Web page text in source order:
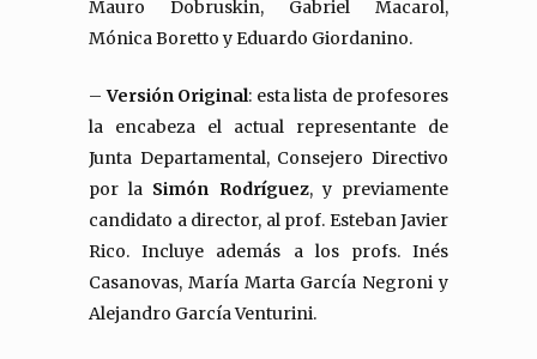
Mauro Dobruskin, Gabriel Macarol,
Mónica Boretto y Eduardo Giordanino.
–Versión Original: esta lista de profesores
la encabeza el actual representante de
Junta Departamental, Consejero Directivo
por la Simón Rodríguez, y previamente
candidato a director, al prof. Esteban Javier
Rico. Incluye además a los profs. Inés
Casanovas, María Marta García Negroni y
Alejandro García Venturini.